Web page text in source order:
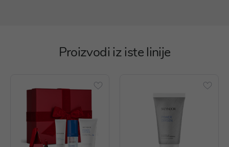
Proizvodi iz iste linije